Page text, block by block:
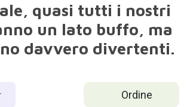
quasi tutti i nostri
un lato buffo, ma
davvero divertenti.
Ordine